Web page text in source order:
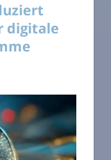
digitale